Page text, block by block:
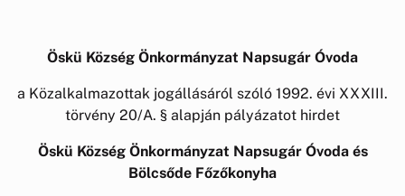
Öskü Község Önkormányzat Napsugár Óvoda
a Közalkalmazottak jogállásáról szóló 1992. évi XXXIII.
törvény 20/A. § alapján pályázatot hirdet
Öskü Község Önkormányzat Napsugár Óvoda és
Bölcsőde Főzőkonyha